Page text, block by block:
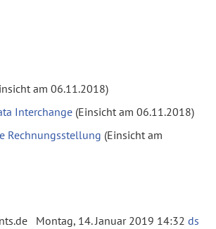
am 06.11.2018)
Interchange (Einsicht am 06.11.2018)
Rechnungsstellung (Einsicht am
Montag, 14. Januar 2019 14:32 ds